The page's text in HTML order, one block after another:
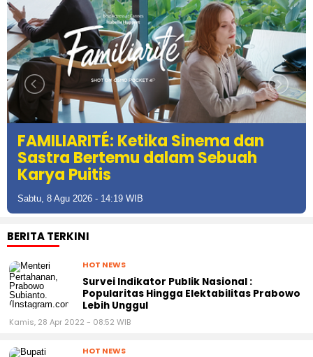
FAMILIARITÉ: Ketika Sinema dan
Sastra Bertemu dalam Sebuah
Karya Puitis
Sabtu, 8 Agu 2026 - 14:19 WIB
BERITA TERKINI
HOT NEWS
Survei Indikator Publik Nasional :
Popularitas Hingga Elektabilitas Prabowo
Lebih Unggul
Kamis, 28 Apr 2022 - 08:52 WIB
HOT NEWS